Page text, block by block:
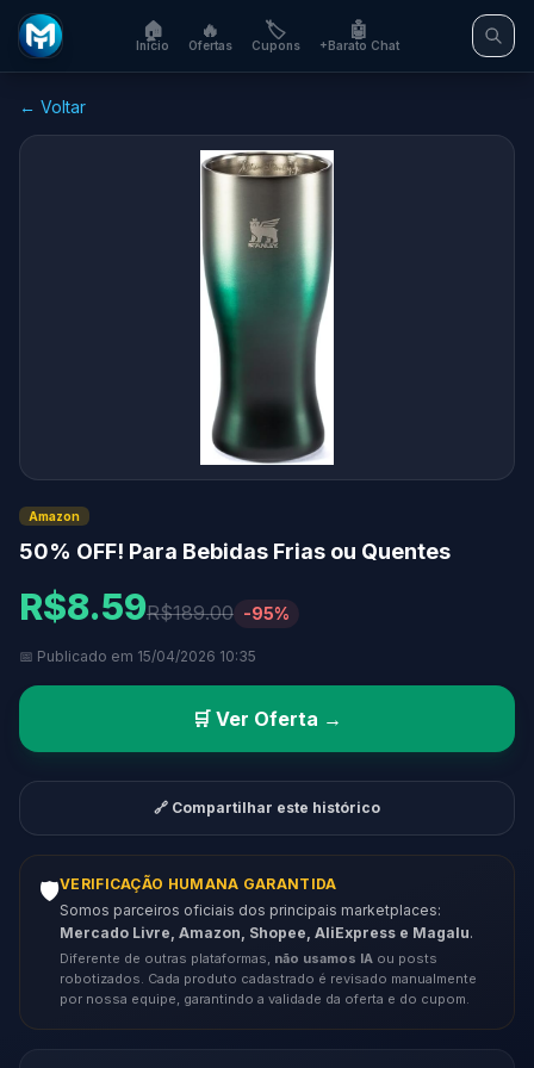
🏠
Início
🔥
Ofertas
🏷️
Cupons
🤖
+Barato Chat
← Voltar
Amazon
50% OFF! Para Bebidas Frias ou Quentes
R$8.59R$189.00 -95%
📅 Publicado em 15/04/2026 10:35
🛒 Ver Oferta →
🔗 Compartilhar este histórico
🛡️VERIFICAÇÃO HUMANA GARANTIDA
Somos parceiros oficiais dos principais marketplaces:
Mercado Livre, Amazon, Shopee, AliExpress e Magalu.
Diferente de outras plataformas, não usamos IA ou posts
robotizados. Cada produto cadastrado é revisado manualmente
por nossa equipe, garantindo a validade da oferta e do cupom.